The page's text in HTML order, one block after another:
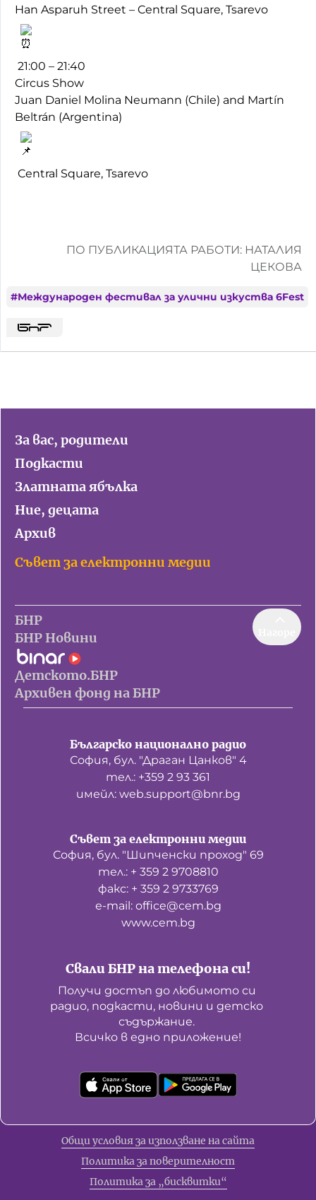
Han Asparuh Street – Central Square, Tsarevo
21:00 – 21:40
Circus Show
Juan Daniel Molina Neumann (Chile) and Martín
Beltrán (Argentina)
Central Square, Tsarevo
ПО ПУБЛИКАЦИЯТА РАБОТИ: НАТАЛИЯ
ЦЕКОВА
#Международен фестивал за улични изкуства 6Fest
За вас, родители
Подкасти
Златната ябълка
Ние, децата
Архив
Съвет за електронни медии
БНР
БНР Новини
Детското.БНР
Архивен фонд на БНР
Българско национално радио
София, бул. "Драган Цанков" 4
тел.: +359 2 93 361
имейл: web.support@bnr.bg
Свали БНР на телефона си!
Получи достъп до любимото си
радио, подкасти, новини и детско
съдържание.
Всичко в едно приложение!
Съвет за електронни медии
София, бул. "Шипченски проход" 69
тел.: + 359 2 9708810
факс: + 359 2 9733769
е-mail: office@cem.bg
www.cem.bg
Общи условия за използване на сайта
Политика за поверителност
Политика за „бисквитки“